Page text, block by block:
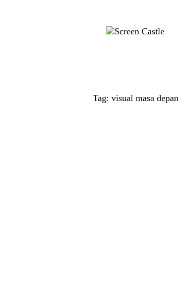
Tag: visual masa depan